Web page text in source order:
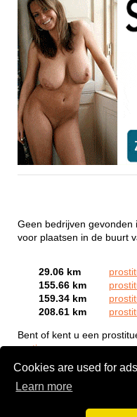
Cookies are used for
Learn more
Geen bedrijven gevonden
voor plaatsen in de buurt
29.06 km
155.66 km
159.34 km
208.61 km
Bent of kent u een
gratis aan